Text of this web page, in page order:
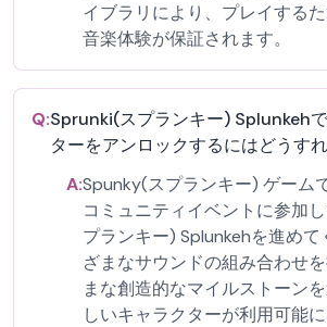
イブラリにより、プレイする
音楽体験が保証されます。
Q:Sprunki(スプランキー) Splunkeh
ターをアンロックするにはどうす
A:Spunky(スプランキー) ゲーム
コミュニティイベントに参加
プランキー) Splunkehを進めて
ざまなサウンドの組み合わせ
まな創造的なマイルストーン
しいキャラクターが利用可能に